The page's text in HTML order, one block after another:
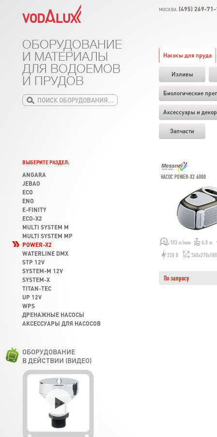
МОСКВА (495) 269-
Насосы для пруда
Изливы
Биологические
Аксессуары и декор
Запчасти
ОБОРУДОВАНИЕ
И МАТЕРИАЛЫ
ДЛЯ ВОДОЕМОВ
И ПРУДОВ
НАСОС POWER-X2 6000
103 л/мин
6,0 м
220 В
По запросу
ВЫБЕРИТЕ РАЗДЕЛ:
ANGARA
JEBAO
ECO
ENO
E-FINITY
ECO-X2
MULTI SYSTEM M
MULTI SYSTEM MP
POWER-X2
WATERLINE DMX
STP 12V
SYSTEM-M 12V
SYSTEM-X
TITAN-TEC
UP 12V
WPS
ДРЕНАЖНЫЕ НАСОСЫ
АКСЕССУАРЫ ДЛЯ НАСОСОВ
ОБОРУДОВАНИЕ
В ДЕЙСТВИИ (ВИДЕО)